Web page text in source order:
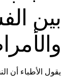
بين
يقول الأطباء أن